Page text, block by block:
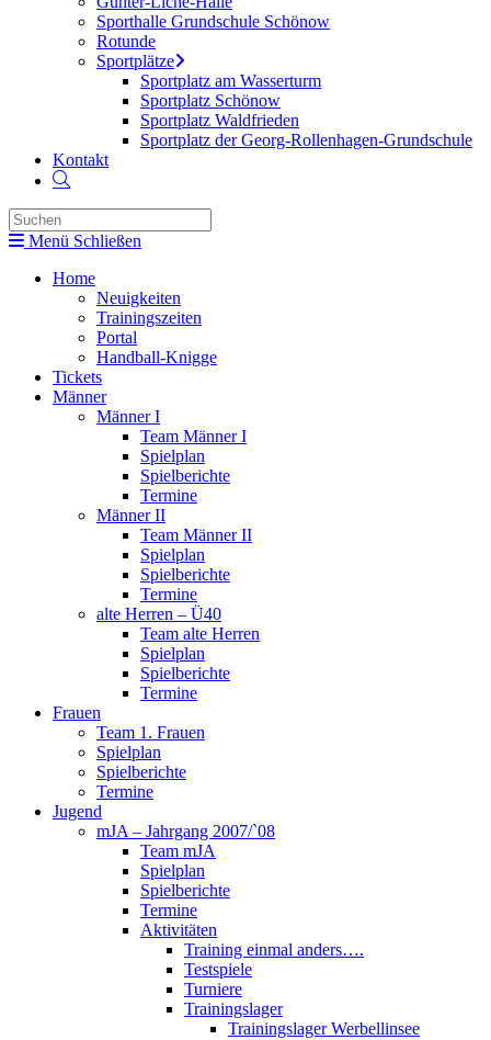
Sporthalle Grundschule Schönow
Rotunde
Sportplätze
Sportplatz am Wasserturm
Sportplatz Schönow
Sportplatz Waldfrieden
Sportplatz der Georg-Rollenhagen-Grundschule
Kontakt
Website-
umschalten
Menü Schließen
Home
Neuigkeiten
Trainingszeiten
Portal
Handball-Knigge
Tickets
Männer
Männer I
Team Männer I
Spielplan
Spielberichte
Termine
Männer II
Team Männer II
Spielplan
Spielberichte
Termine
alte Herren – Ü40
Team alte Herren
Spielplan
Spielberichte
Termine
Frauen
Team 1. Frauen
Spielplan
Spielberichte
Termine
Jugend
mJA – Jahrgang 2007/`08
Team mJA
Spielplan
Spielberichte
Termine
Aktivitäten
Training einmal anders….
Testspiele
Turniere
Trainingslager
Trainingslager Werbellinsee